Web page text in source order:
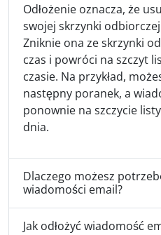
Odłożenie oznacza, że
swojej skrzynki
Zniknie ona ze skrzynki
czas i powróci na szczyt
czasie. Na przykład,
następny poranek, a
ponownie na szczycie
dnia.
Dlaczego możesz
wiadomości email?
Jak odłożyć wiadomość